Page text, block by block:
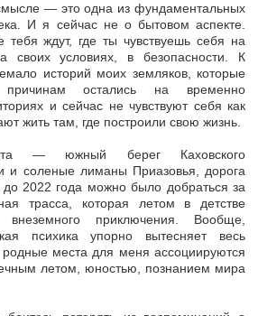
— это одна из фундаментальных
И я сейчас не о бытовом аспекте.
ждут, где ты чувствуешь себя на
своих условиях, в безопасности. К
историй моих земляков, которые
остались на временно
и сейчас не чувствуют себя как
жить там, где построили свою жизнь.
— южный берег Каховского
и соленые лиманы Приазовья, дорога
2022 года можно было добраться за
трасса, которая летом в детстве
внеземного приключения. Вообще,
психика упорно вытесняет весь
родные места для меня ассоциируются
летом, юностью, познанием мира